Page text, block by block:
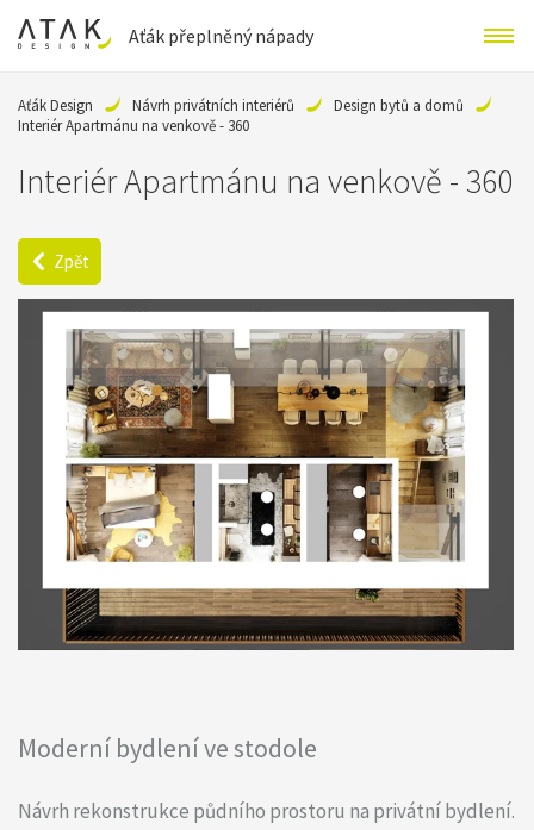
Aťák přeplněný nápady
Aťák Design Návrh privátních interiérů
Design bytů a domů
Interiér Apartmánu na venkově - 360
Interiér Apartmánu na venkově - 360
Zpět
Moderní bydlení ve stodole
Návrh rekonstrukce půdního prostoru na privátní bydlení.